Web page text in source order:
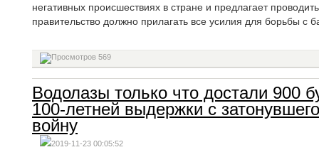
негативных происшествиях в стране и предлагает
правительство должно прилагать все усилия для борьбы с
569
Водолазы только что достали 900
100-летней выдержки с
войну
2019-11-23 00:05:52